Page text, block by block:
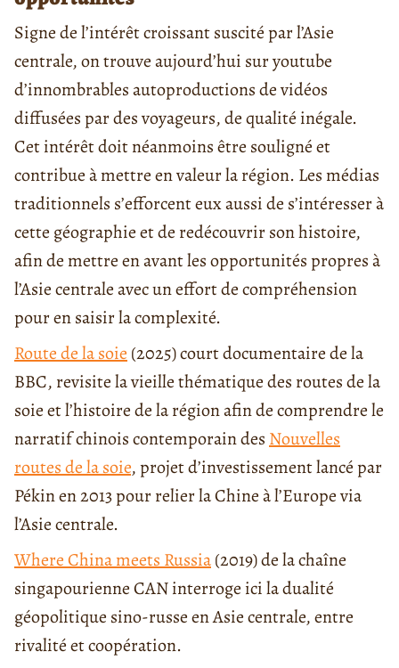
Signe de l’intérêt croissant suscité par l’Asie
centrale, on trouve aujourd’hui sur youtube
d’innombrables autoproductions de vidéos
diffusées par des voyageurs, de qualité inégale.
Cet intérêt doit néanmoins être souligné et
contribue à mettre en valeur la région. Les médias
traditionnels s’efforcent eux aussi de s’intéresser à
cette géographie et de redécouvrir son histoire,
afin de mettre en avant les opportunités propres à
l’Asie centrale avec un effort de compréhension
pour en saisir la complexité.
Route de la soie (2025) court documentaire de la
BBC, revisite la vieille thématique des routes de la
soie et l’histoire de la région afin de comprendre le
narratif chinois contemporain des Nouvelles
routes de la soie, projet d’investissement lancé par
Pékin en 2013 pour relier la Chine à l’Europe via
l’Asie centrale.
Where China meets Russia(2019) de la chaîne
singapourienne CAN interroge ici la dualité
géopolitique sino-russe en Asie centrale, entre
rivalité et coopération.